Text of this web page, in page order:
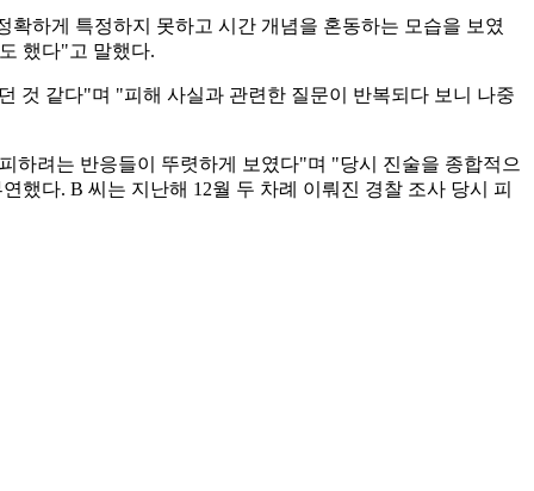
하게 특정하지 못하고 시간 개념을 혼동하는 모습을 보였
했다"고 말했다.
것 같다"며 "피해 사실과 관련한 질문이 반복되다 보니 나중
하려는 반응들이 뚜렷하게 보였다"며 "당시 진술을 종합적으
했다. B 씨는 지난해 12월 두 차례 이뤄진 경찰 조사 당시 피